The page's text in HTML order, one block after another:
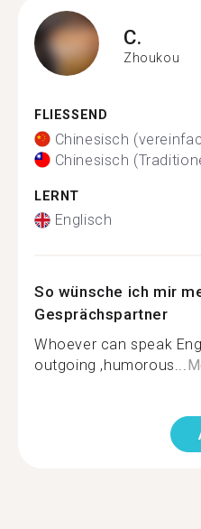
C.
Zhoukou
FLIESSEND
Chinesisch
Chinesisch
LERNT
Englisch
So wünsche ich mir
Gesprächspartner
Whoever can speak
outgoing ,humorous...